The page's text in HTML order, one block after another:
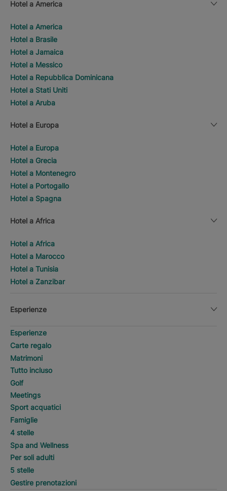
Hotel a America
Hotel a America
Hotel a Brasile
Hotel a Jamaica
Hotel a Messico
Hotel a Repubblica Dominicana
Hotel a Stati Uniti
Hotel a Aruba
Hotel a Europa
Hotel a Europa
Hotel a Grecia
Hotel a Montenegro
Hotel a Portogallo
Hotel a Spagna
Hotel a Africa
Hotel a Africa
Hotel a Marocco
Hotel a Tunisia
Hotel a Zanzibar
Esperienze
Esperienze
Carte regalo
Matrimoni
Tutto incluso
Golf
Meetings
Sport acquatici
Famiglie
4 stelle
Spa and Wellness
Per soli adulti
5 stelle
Gestire prenotazioni